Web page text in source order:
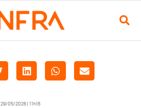
29/05/2026 | 11h16